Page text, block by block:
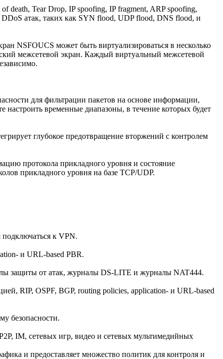
death, Tear Drop, IP spoofing, IP fragment, ARP spoofing,
атак, таких как SYN flood, UDP flood, DNS flood, и
NSFOUCS может быть виртуализироваться в несколько
межсетевой экран. Каждый виртуальный межсетевой
для фильтрации пакетов на основе информации,
временные диапазоны, в течение которых будет
глубокое предотвращение вторжений с контролем
протокола прикладного уровня и состояние
прикладного уровня на базе TCP/UDP.
к VPN.
и URL-based PBR.
защиты от атак, журналы DS-LITE и журналы NAT444.
RIP, OSPF, BGP, routing policies, application- и URL-based
безопасности.
IM, сетевых игр, видео и сетевых мультимедийных
и предоставляет множество политик для контроля и